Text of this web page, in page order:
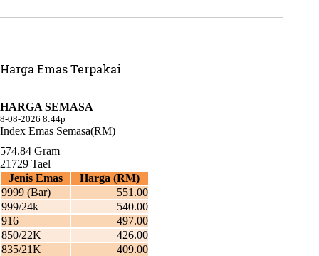
Harga Emas Terpakai